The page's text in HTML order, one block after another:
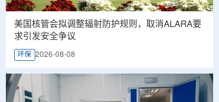
美国核管会拟调整辐射防护规则，取消ALARA要
求引发安全争议
环保 2026-08-08